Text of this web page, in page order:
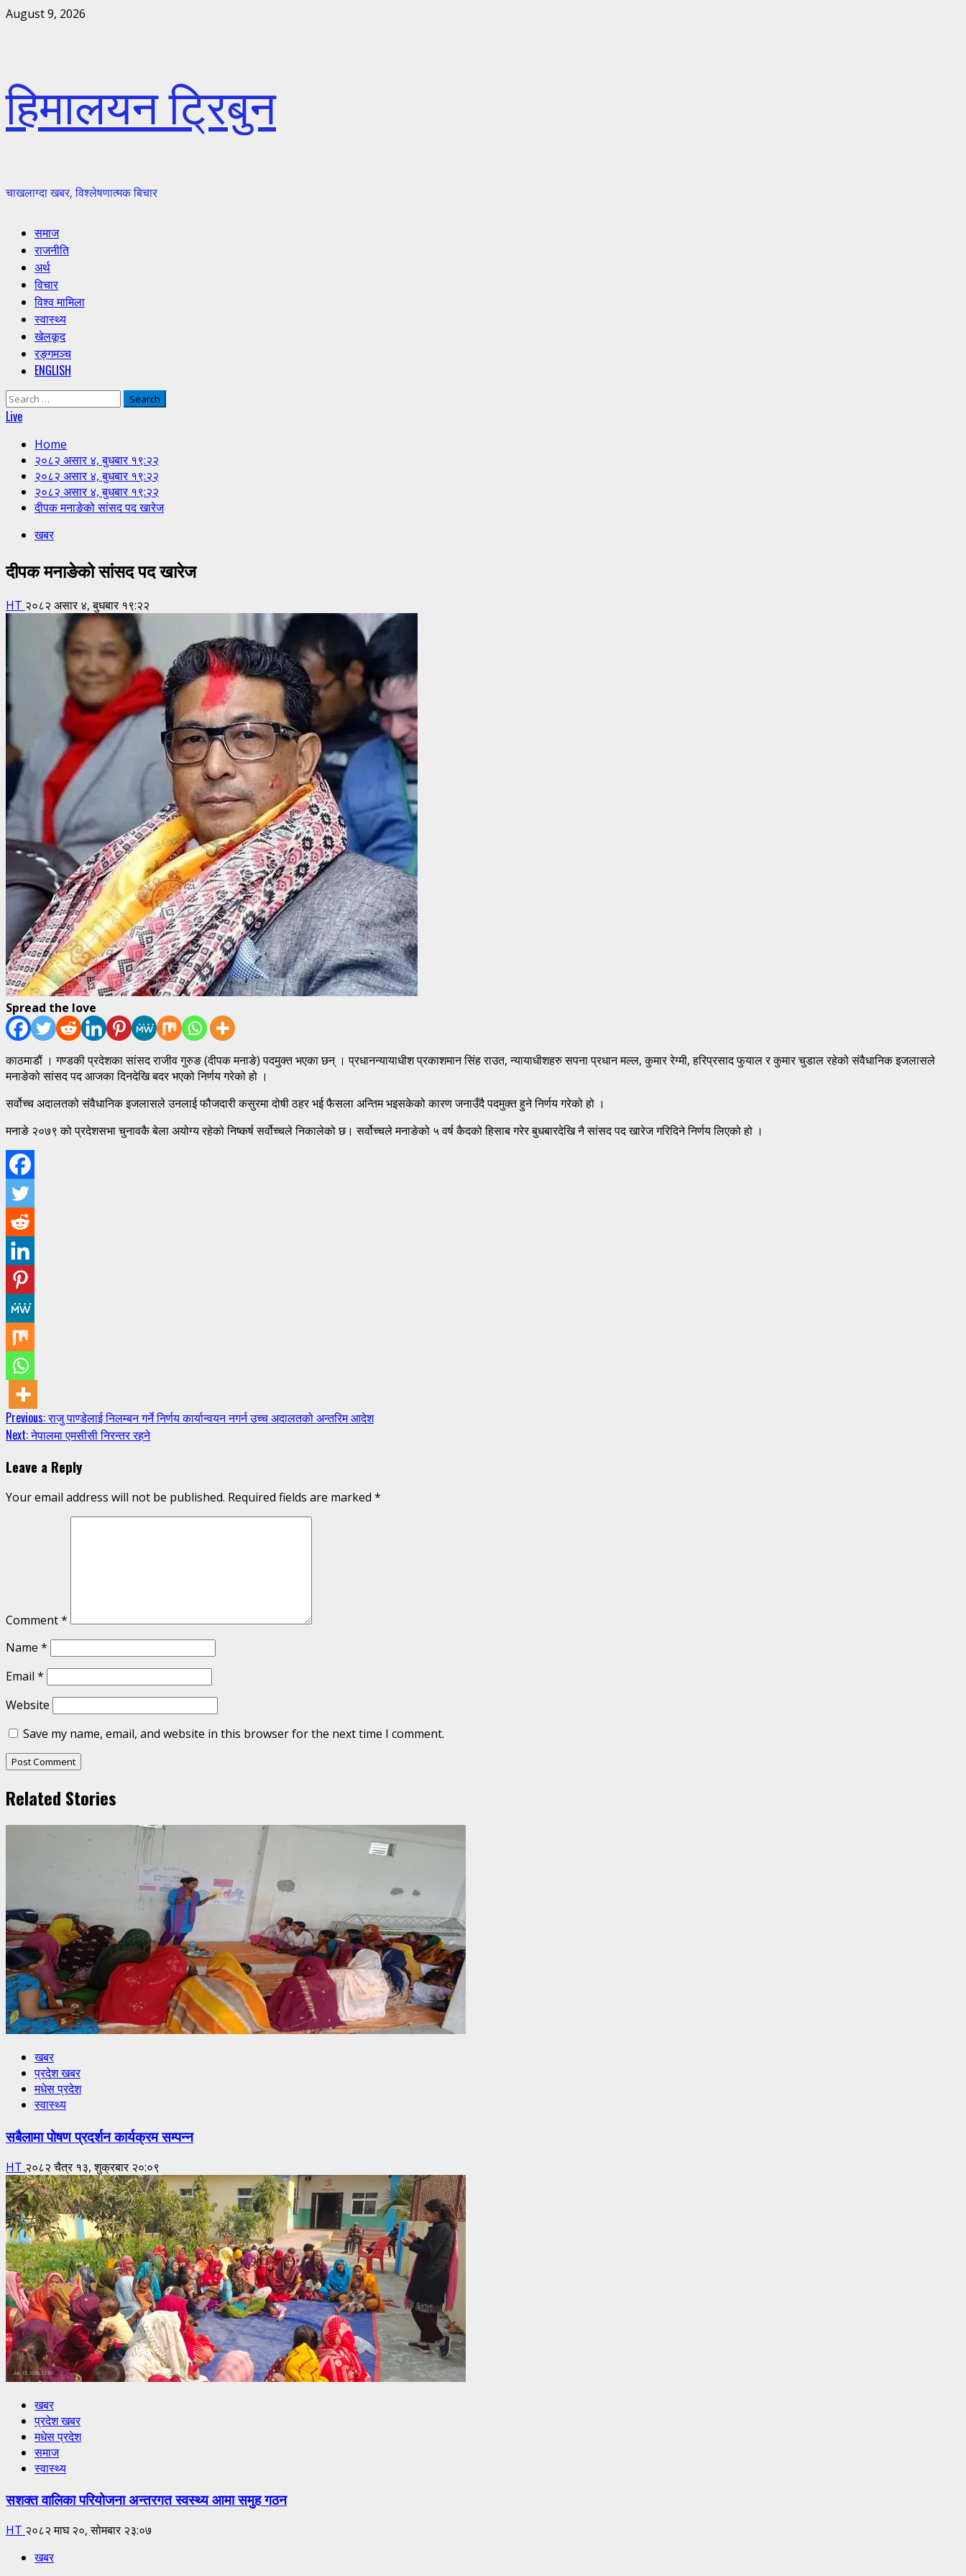
Skip
August 9, 2026
हिमालयन ट्रिबुन
चाखलाग्दा खबर, विश्लेषणात्मक बिचार
Menuसमाज
राजनीति
अर्थ
विचार
विश्व मामिला
स्वास्थ्य
खेलकूद
रङ्गमञ्च
ENGLISH
Search
for:
Live
Home
२०८२ असार ४, बुधबार १९:२२
२०८२ असार ४, बुधबार १९:२२
२०८२ असार ४, बुधबार १९:२२
दीपक मनाङेको सांसद पद खारेज
खबर
दीपक मनाङेको सांसद पद खारेज
HT २०८२ असार ४, बुधबार १९:२२
Spread the love
काठमाडौं । गण्डकी प्रदेशका सांसद राजीव गुरुङ (दीपक मनाङे) पदमुक्त भएका छन् । प्रधानन्यायाधीश प्रकाशमान सिंह राउत, न्यायाधीशहरु सपना प्रधान मल्ल, कुमार रेग्मी, हरिप्रसाद फुयाल र कुमार चुडाल रहेको संवैधानिक इजलासले
मनाङेको सांसद पद आजका दिनदेखि बदर भएको निर्णय गरेको हो ।
सर्वोच्च अदालतको संवैधानिक इजलासले उनलाई फौजदारी कसुरमा दोषी ठहर भई फैसला अन्तिम भइसकेको कारण जनाउँदै पदमुक्त हुने निर्णय गरेको हो ।
मनाङे २०७९ को प्रदेशसभा चुनावकै बेला अयोग्य रहेको निष्कर्ष सर्वोच्चले निकालेको छ। सर्वोच्चले मनाङेको ५ वर्ष कैदको हिसाब गरेर बुधबारदेखि नै सांसद पद खारेज गरिदिने निर्णय लिएको हो ।
Continue
Reading
Previous:राजु पाण्डेलाई निलम्बन गर्ने निर्णय कार्यान्वयन नगर्न उच्च अदालतको अन्तरिम आदेश
Next:नेपालमा एमसीसी निरन्तर रहने
Leave a Reply
Your email address will not be published. Required fields are marked *
Comment*
Name *
Email *
Website
Save my name, email, and website in this browser for the next time I comment.
Related Stories
खबर
प्रदेश खबर
मधेस प्रदेश
स्वास्थ्य
सबैलामा पोषण प्रदर्शन कार्यक्रम सम्पन्न
HT २०८२ चैत्र १३, शुक्रबार २०:०९
खबर
प्रदेश खबर
मधेस प्रदेश
समाज
स्वास्थ्य
सशक्त वालिका परियोजना अन्तरगत स्वस्थ्य आमा समुह गठन
HT २०८२ माघ २०, सोमबार २३:०७
खबर